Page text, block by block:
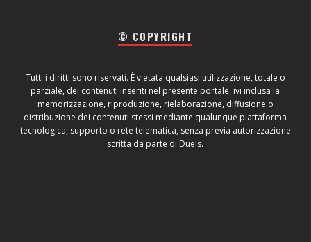
© COPYRIGHT
Tutti i diritti sono riservati. È vietata qualsiasi utilizzazione, totale o
parziale, dei contenuti inseriti nel presente portale, ivi inclusa la
memorizzazione, riproduzione, rielaborazione, diffusione o
distribuzione dei contenuti stessi mediante qualunque piattaforma
tecnologica, supporto o rete telematica, senza previa autorizzazione
scritta da parte di Duels.